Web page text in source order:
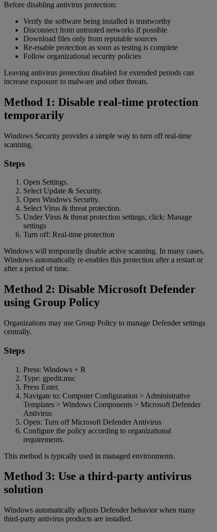
Before disabling antivirus protection:
Verify the software being installed is trustworthy
Disconnect from untrusted networks if possible
Download files only from reputable sources
Re-enable protection as soon as testing is complete
Follow organizational security policies
Leaving antivirus protection disabled for extended periods can
increase exposure to malware and other threats.
Method 1: Disable real-time protection
temporarily
Windows Security provides a simple way to turn off real-time
scanning.
Steps
Open Settings.
Select Update & Security.
Open Windows Security.
Select Virus & threat protection.
Under Virus & threat protection settings, click: Manage
settings
Turn off: Real-time protection
Windows will temporarily disable active scanning. In many cases,
Windows automatically re-enables this protection after a restart or
after a period of time.
Method 2: Disable Microsoft Defender
using Group Policy
Organizations may use Group Policy to manage Defender settings
centrally.
Steps
Press: Windows + R
Type: gpedit.msc
Press Enter.
Navigate to: Computer Configuration > Administrative
Templates > Windows Components > Microsoft Defender
Antivirus
Open: Turn off Microsoft Defender Antivirus
Configure the policy according to organizational
requirements.
This method is typically used in managed environments.
Method 3: Use a third-party antivirus
solution
Windows automatically adjusts Defender behavior when many
third-party antivirus products are installed.